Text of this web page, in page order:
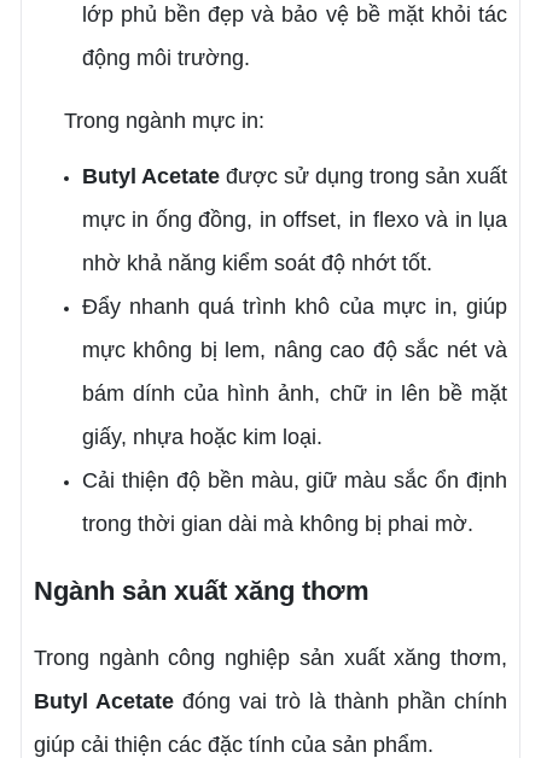
lớp phủ bền đẹp và bảo vệ bề mặt khỏi tác
động môi trường.
Trong ngành mực in:
Butyl Acetateđược sử dụng trong sản xuất
mực in ống đồng, in offset, in flexo và in lụa
nhờ khả năng kiểm soát độ nhớt tốt.
Đẩy nhanh quá trình khô của mực in, giúp
mực không bị lem, nâng cao độ sắc nét và
bám dính của hình ảnh, chữ in lên bề mặt
giấy, nhựa hoặc kim loại.
Cải thiện độ bền màu, giữ màu sắc ổn định
trong thời gian dài mà không bị phai mờ.
Ngành sản xuất xăng thơm
Trong ngành công nghiệp sản xuất xăng thơm,
Butyl Acetateđóng vai trò là thành phần chính
giúp cải thiện các đặc tính của sản phẩm.